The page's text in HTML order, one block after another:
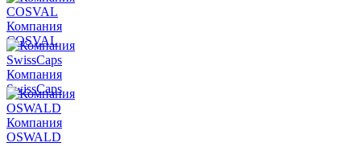
Компания
COSVAL
Компания
SwissCaps
Компания
OSWALD